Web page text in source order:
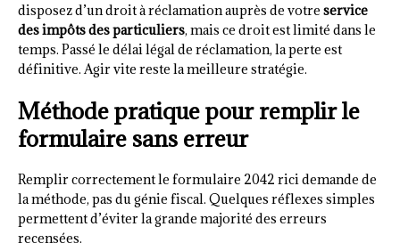
disposez d’un droit à réclamation auprès de votre service
des impôts des particuliers, mais ce droit est limité dans le
temps. Passé le délai légal de réclamation, la perte est
définitive. Agir vite reste la meilleure stratégie.
Méthode pratique pour remplir le
formulaire sans erreur
Remplir correctement le formulaire 2042 rici demande de
la méthode, pas du génie fiscal. Quelques réflexes simples
permettent d’éviter la grande majorité des erreurs
recensées.